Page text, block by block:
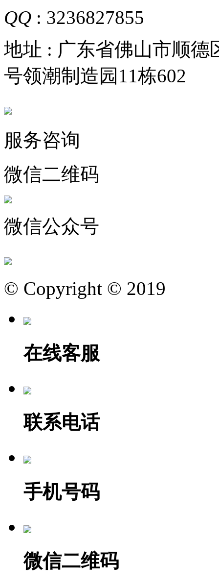
QQ : 3236827855
地址 : 广东省佛山市顺德
号领潮制造园11栋602
服务咨询
微信二维码
微信公众号
© Copyright © 2019
在线客服
联系电话
手机号码
微信二维码